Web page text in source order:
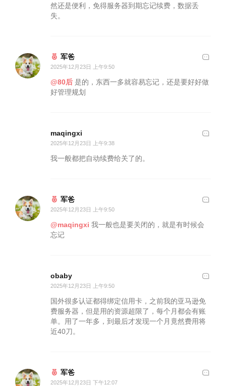
然还是便利，免得服务器到期忘记续费，数据丢
失。
军爸
2025年12月23日 上午9:50
@80后 是的，东西一多就容易忘记，还是要好好做
好管理规划
maqingxi
2025年12月23日 上午9:38
我一般都把自动续费给关了的。
军爸
2025年12月23日 上午9:50
@maqingxi 我一般也是要关闭的，就是有时候会
忘记
obaby
2025年12月23日 上午9:50
国外很多认证都得绑定信用卡，之前我的亚马逊免
费服务器，但是用的资源超限了，每个月都会有账
单。用了一年多，到最后才发现一个月竟然费用将
近40刀。
军爸
2025年12月23日 下午12:07